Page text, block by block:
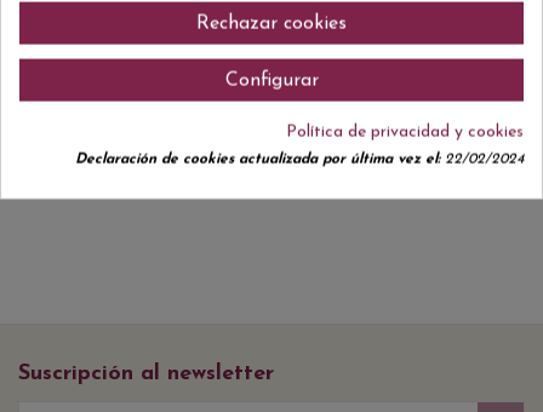
No hay reseñas de clientes en este momento.
Suscripción al newsletter
Rechazar cookies
Configurar
Política de privacidad y cookies
Declaración de cookies actualizada por última vez el:22/02/2024